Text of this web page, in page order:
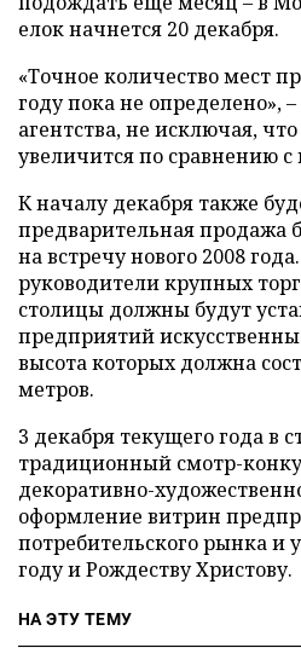
елок начнется 20 декабря.
«Точное количество мест
году пока не определено»,
агентства, не исключая,
увеличится по сравнению
К началу декабря также
предварительная продажа
на встречу нового 2008
руководители крупных
столицы должны будут
предприятий
высота которых должна
метров.
3 декабря текущего года в
традиционный смотр-
декоративно-
оформление витрин
потребительского рынка и
году и Рождеству Христову.
НА ЭТУ ТЕМУ